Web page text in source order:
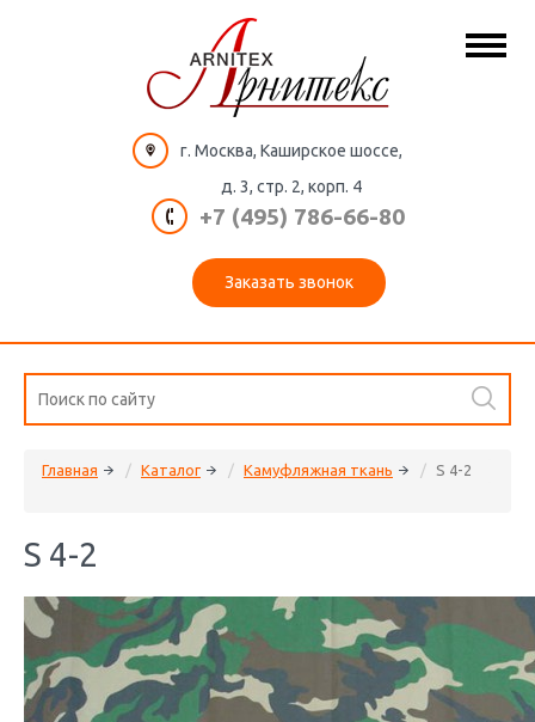
г. Москва, Каширское шоссе,
д. 3, стр. 2, корп. 4
+7 (495) 786-66-80
Заказать звонок
Главная Каталог Камуфляжная ткань S 4-2
S 4-2